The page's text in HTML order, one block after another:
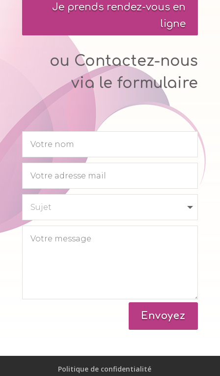
Je prends rendez-vous en
ligne
ou Contactez-nous
via le formulaire
Envoyez
Politique de confidentialité